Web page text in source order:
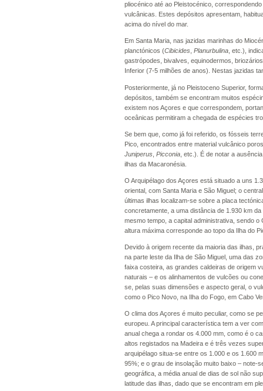
pliocénico até ao Pleistocénico,
vulcânicas. Estes depósitos apresentam,
acima do nível do mar.
Em Santa Maria, nas jazidas marinhas do
planctónicos (Cibicides, Planurbulina, etc.),
gastrópodes, bivalves, equinodermos,
Inferior (7-5 milhões de anos). Nestas jazidas
Posteriormente, já no Pleistoceno Superior,
depósitos, também se encontram muitos
existem nos Açores e que correspondem,
oceânicas permitiram a chegada de espécies
Se bem que, como já foi referido, os fósseis
Pico, encontrados entre material vulcânico
Juniperus Picconia , etc.). É de notar a
ilhas da Macaronésia.
O Arquipélago dos Açores está situado a uns
oriental, com Santa Maria e São Miguel; o
últimas ilhas localizam-se sobre a placa
concretamente, a uma distância de 1.930 km
mesmo tempo, a capital administrativa, sendo
altura máxima corresponde ao topo da Ilha do
Devido à origem recente da maioria das ilhas,
na parte leste da Ilha de São Miguel, uma das
faixa costeira, as grandes caldeiras de origem
naturais – e os alinhamentos de vulcões ou
se, pelas suas dimensões e aspecto geral, o
como o Pico Novo, na Ilha do Fogo, em Cabo
O clima dos Açores é muito peculiar, como se
europeu. A principal característica tem a ver
anual chega a rondar os 4.000 mm, como é o
altos registados na Madeira e é três vezes
arquipélago situa-se entre os 1.000 e os 1.600
95%; e o grau de insolação muito baixo – note-
geográfica, a média anual de dias de sol não
latitude das ilhas, dado que se encontram em